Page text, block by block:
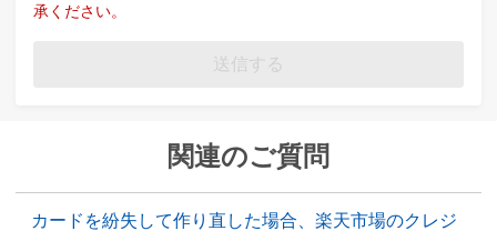
承ください。
送信する
関連のご質問
カードを紛失して作り直した場合、楽天市場のクレジ